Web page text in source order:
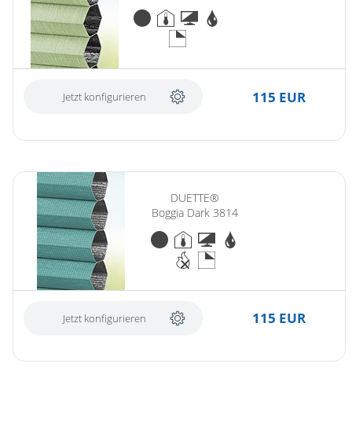
Jetzt konfigurieren 115 EUR
DUETTE®
Boggia Dark 3814
Jetzt konfigurieren 115 EUR